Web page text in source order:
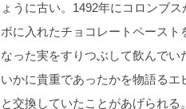
うに古い。1492年にコロンブ
に入れたチョコレートペース
った実をすりつぶして飲んで
かに貴重であったかを物語る
交換していたことがあげられる